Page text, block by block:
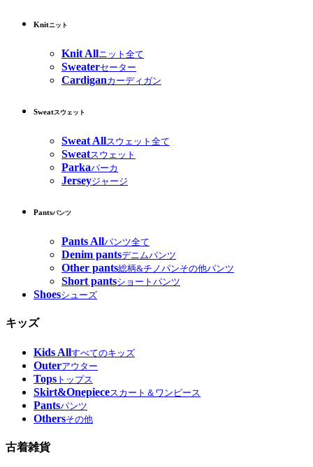
Knitニット
Knit Allニット全て
Sweaterセーター
Cardiganカーディガン
Sweatスウェット
Sweat Allスウェット全て
Sweatスウェット
Parkaパーカ
Jerseyジャージ
Pantsパンツ
Pants Allパンツ全て
Denim pantsデニムパンツ
Other pants総柄&チノパンその他パンツ
Short pantsショートパンツ
Shoesシューズ
キッズ
Kids Allすべてのキッズ
Outerアウター
Tops トップス
Skirt&Onepieceスカート＆ワンピース
Pantsパンツ
Othersその他
古着雑貨